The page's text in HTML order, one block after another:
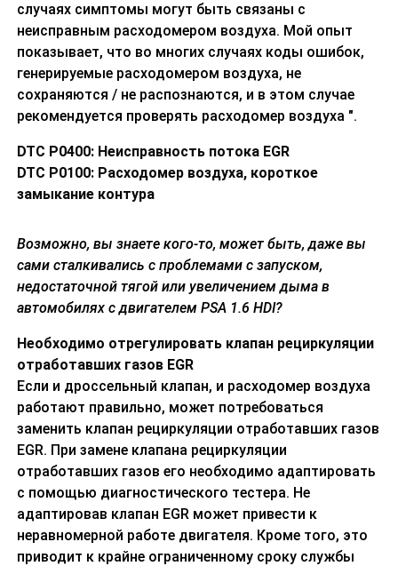
случаях симптомы могут быть связаны с
неисправным расходомером воздуха. Мой опыт
показывает, что во многих случаях коды ошибок,
генерируемые расходомером воздуха, не
сохраняются / не распознаются, и в этом случае
рекомендуется проверять расходомер воздуха ".
DTC P0400: Неисправность потока EGR
DTC P0100: Расходомер воздуха, короткое
замыкание контура
Возможно, вы знаете кого-то, может быть, даже вы
сами сталкивались с проблемами с запуском,
недостаточной тягой или увеличением дыма в
автомобилях с двигателем PSA 1.6 HDI?
Необходимо отрегулировать клапан рециркуляции
отработавших газов EGR
Если и дроссельный клапан, и расходомер воздуха
работают правильно, может потребоваться
заменить клапан рециркуляции отработавших газов
EGR. При замене клапана рециркуляции
отработавших газов его необходимо адаптировать
с помощью диагностического тестера. Не
адаптировав клапан EGR может привести к
неравномерной работе двигателя. Кроме того, это
приводит к крайне ограниченному сроку службы